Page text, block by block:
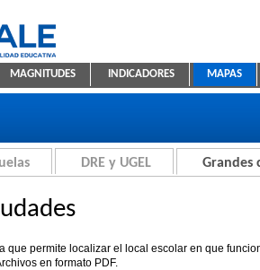
de Estadística Educativa
MAGNITUDES INDICADORES MAPAS
DRE y UGEL Grandes
que permite localizar el local escolar en que
en formato PDF.